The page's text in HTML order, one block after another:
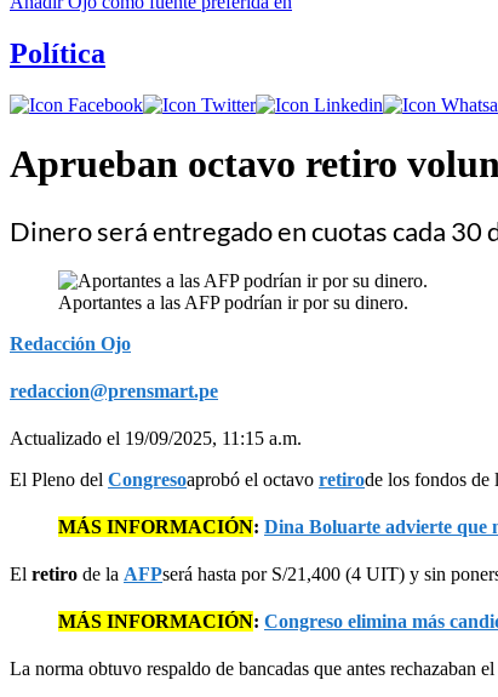
Política
Aprueban octavo retiro
Dinero será entregado en cuotas cada 30
Aportantes a las AFP podrían ir por su dinero.
Redacción Ojo
redaccion@prensmart.pe
Actualizado el 19/09/2025, 11:15 a.m.
El Pleno del Congresoaprobó el octavo retirode los fondos de
MÁS INFORMACIÓN: Dina Boluarte advierte que
El retiro de la AFPserá hasta por S/21,400 (4 UIT) y sin
MÁS INFORMACIÓN: Congreso elimina más
La norma obtuvo respaldo de bancadas que antes rechazaban el